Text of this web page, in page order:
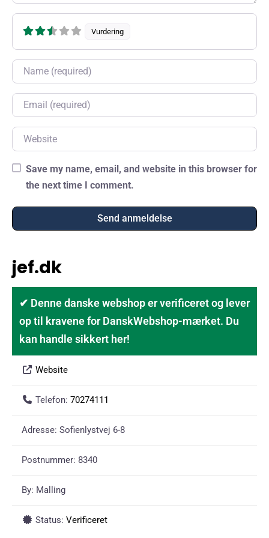
Vurdering
Name
Email
Website
Save my name, email, and website in this browser for
the next time I comment.
jef.dk
✔ Denne danske webshop er verificeret og lever
op til kravene for DanskWebshop-mærket. Du
kan handle sikkert her!
Website
Telefon: 70274111
Adresse: Sofienlystvej 6-8
Postnummer: 8340
By: Malling
Status: Verificeret